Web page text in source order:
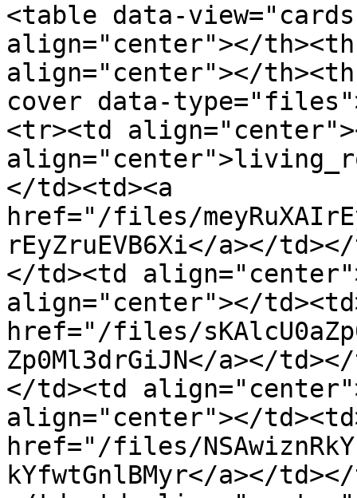
<table data-
align="center"></
align="center"></
cover data-
<tr><td
</td><td><a
href="/files/
rEyZruEVB6Xi</a></
</td><td
align="center"></
href="/files/
Zp0Ml3drGiJN</a></
</td><td
align="center"></
href="/files/
kYfwtGnlBMyr</a></